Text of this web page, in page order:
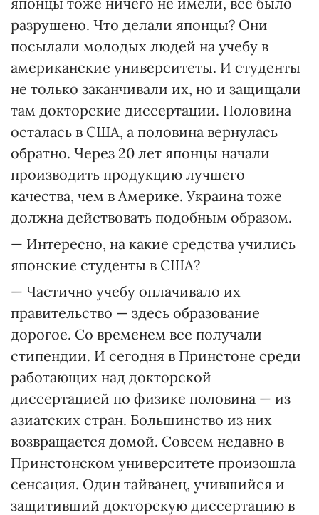
разрушено. Что делали японцы? Они
посылали молодых людей на учебу в
американские университеты. И студенты
не только заканчивали их, но и защищали
там докторские диссертации. Половина
осталась в США, а половина вернулась
обратно. Через 20 лет японцы начали
производить продукцию лучшего
качества, чем в Америке. Украина тоже
должна действовать подобным образом.
— Интересно, на какие средства учились
японские студенты в США?
— Частично учебу оплачивало их
правительство — здесь образование
дорогое. Со временем все получали
стипендии. И сегодня в Принстоне среди
работающих над докторской
диссертацией по физике половина — из
азиатских стран. Большинство из них
возвращается домой. Совсем недавно в
Принстонском университете произошла
сенсация. Один тайванец, учившийся и
защитивший докторскую диссертацию в